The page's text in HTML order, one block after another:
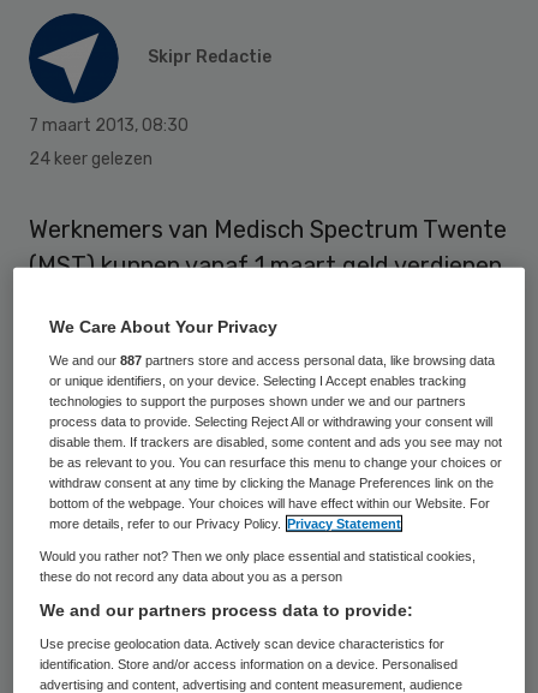
Skipr Redactie
7 maart 2013, 08:30
24 keer gelezen
Werknemers van Medisch Spectrum Twente
(MST) kunnen vanaf 1 maart geld verdienen
tien fietsspaarpunten zijn goed voor 40
cent.
De ‘bikies’ of fietsspaarpunten worden
elektronisch geregistreerd met behulp van
een tag en een antennepoort bij de ingang
van de fietsenstalling. Het systeem koppelt
de chip automatisch aan de medewerker en
diens woonplaats. Bij een woon-
werkafstand van 4 t tot en met 8 kilometer
verdient de fietsende werknemer 10 bikies
We Care About Your Privacy
We and our887 partners store and access personal data, like browsing data
or unique identifiers, on your device. Selecting I Accept enables tracking
technologies to support the purposes shown under we and our partners
process data to provide. Selecting Reject All or withdrawing your consent will
disable them. If trackers are disabled, some content and ads you see may not
be as relevant to you. You can resurface this menu to change your choices or
withdraw consent at any time by clicking the Manage Preferences link on the
bottom of the webpage. Your choices will have effect within our Website. For
more details, refer to our Privacy Policy.
Privacy Statement
Would you rather not? Then we only place essential and statistical cookies,
these do not record any data about you as a person
We and our partners process data to provide:
Use precise geolocation data. Actively scan device characteristics for
identification. Store and/or access information on a device. Personalised
advertising and content, advertising and content measurement, audience